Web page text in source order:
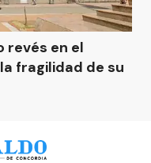
revés en el
fragilidad de su